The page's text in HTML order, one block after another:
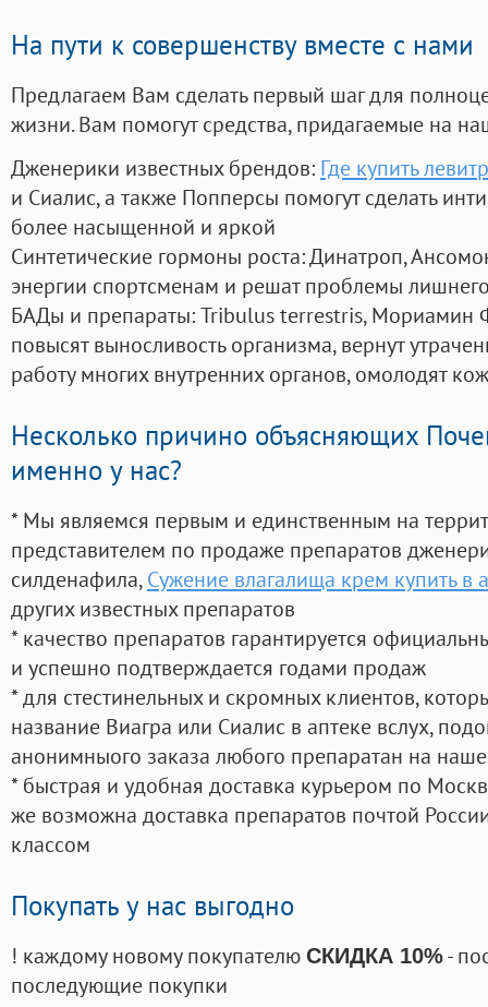
На пути к совершенству вместе с нами
Предлагаем Вам сделать первый шаг для
жизни. Вам помогут средства, придагаемые на
Дженерики известных брендов: Где купить
и Сиалис, а также Попперсы помогут сделать
более насыщенной и яркой
Синтетические гормоны роста: Динатроп,
энергии спортсменам и решат проблемы
БАДы и препараты:Tribulus terrestris, Мориамин
повысят выносливость организма, вернут
работу многих внутренних органов, омолодят
Несколько причино объясняющих
именно у нас?
* Мы являемся первым и единственным на
представителем по продаже препаратов
силденафила, Сужение влагалища крем купить в
других известных препаратов
* качество препаратов гарантируется
и успешно подтверждается годами продаж
* для стестинельных и скромных клиентов,
название Виагра или Сиалис в аптеке вслух,
анонимныого заказа любого препаратан на
* быстрая и удобная доставка курьером по
же возможна доставка препаратов почтой
классом
Покупать у нас выгодно
! каждому новому покупателю СКИДКА 10%-
последующие покупки